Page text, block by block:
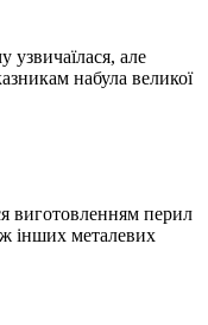
узвичаїлася, але
набула великої
виготовленням перил
інших металевих